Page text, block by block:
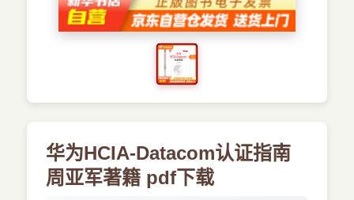
预订书籍
华为HCIA-Datacom认证指南
周亚军著籍 pdf下载